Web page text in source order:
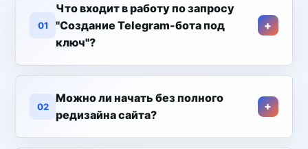
01
Что входит в работу по запросу
"Создание Telegram-бота под
ключ"?
02
Можно ли начать без полного
редизайна сайта?